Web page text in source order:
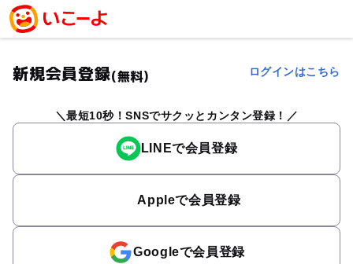
新規会員登録(無料) ログインはこちら
最短10秒！SNSでサクッとカンタン登録！
LINEで会員登録
Appleで会員登録
Googleで会員登録